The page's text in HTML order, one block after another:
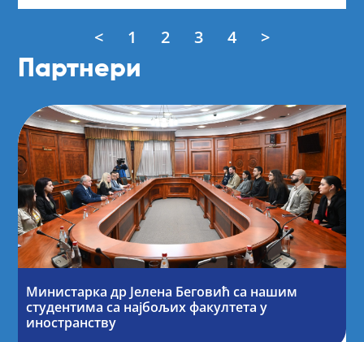
< 1 2 3 4 >
Партнери
Министарка др Јелена Беговић са нашим
студентима са најбољих факултета у
иностранству